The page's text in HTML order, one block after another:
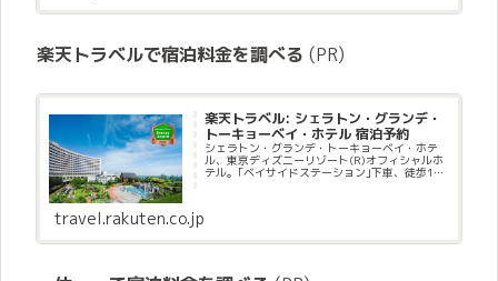
楽天トラベルで宿泊料金を調べる (PR)
楽天トラベル: シェラトン・グランデ・
トーキョーベイ・ホテル 宿泊予約
シェラトン・グランデ・トーキョーベイ・ホテ
ル、東京ディズニーリゾート(R)オフィシャルホ
テル。｢ベイサイドステーション｣下車、徒歩1分
travel.rakuten.co.jp